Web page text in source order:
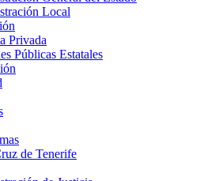
Local
Privada
Públicas Estatales
de Tenerife